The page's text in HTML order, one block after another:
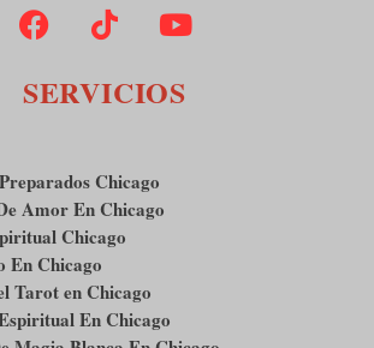
SERVICIOS
Chicago
Amor En Chicago
Chicago
En Chicago
Tarot en Chicago
En Chicago